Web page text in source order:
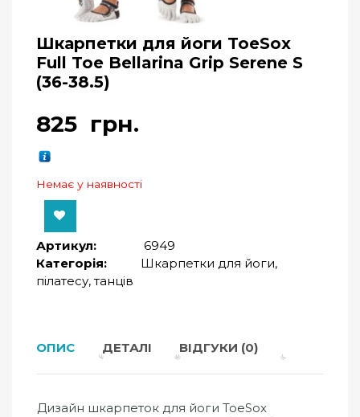
Шкарпетки для йоги ToeSox
Full Toe Bellarina Grip Serene S
(36-38.5)
825 грн.
Немає у наявності
Артикул:
6949
Категорія:
Шкарпетки для йоги,
пілатесу, танців
ОПИС ДЕТАЛІ ВІДГУКИ (0)
Дизайн шкарпеток для йоги ToeSox